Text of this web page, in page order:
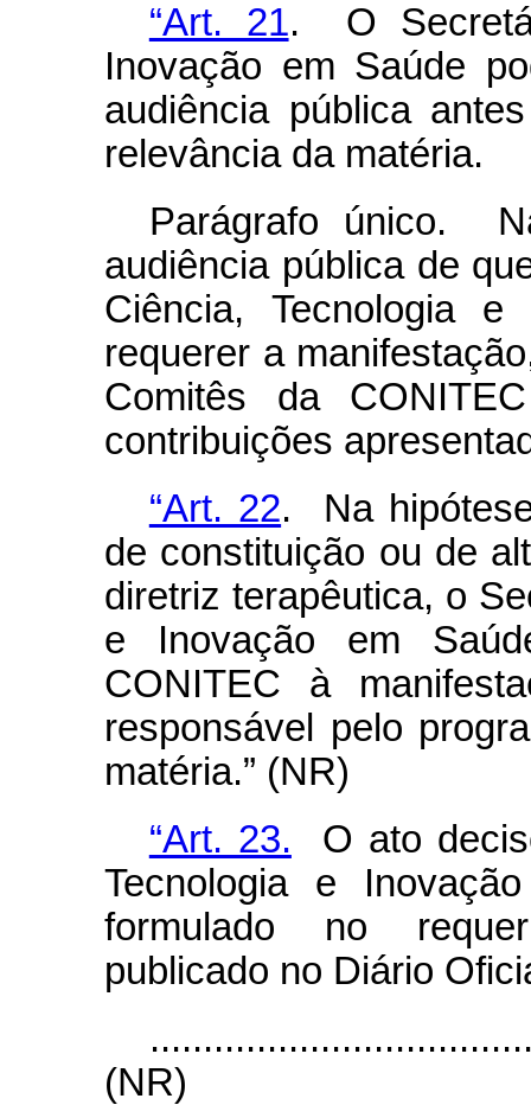
“Art. 21. O
Inovação em Saúde
audiência pública
relevância da matéria.
Parágrafo único.
audiência pública de
Ciência, Tecnologia
requerer a
Comitês da
contribuições
“Art. 22. Na
de constituição ou de
diretriz terapêutica, o
e Inovação em
CONITEC à
responsável pelo
matéria.” (NR)
“Art. 23. O ato
Tecnologia e
formulado no
publicado no Diário
(NR)